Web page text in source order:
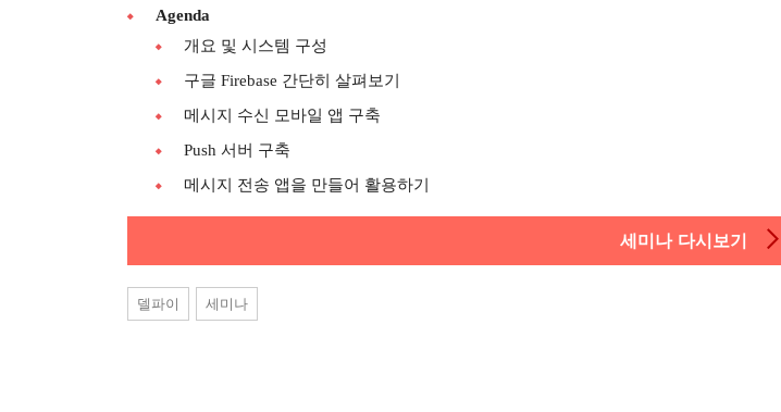
Agenda
개요 및 시스템 구성
구글 Firebase 간단히 살펴보기
메시지 수신 모바일 앱 구축
Push 서버 구축
메시지 전송 앱을 만들어 활용하기
세미나 다시보기
델파이 세미나